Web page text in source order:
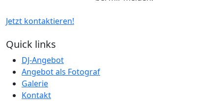
Jetzt kontaktieren!
Quick links
DJ-Angebot
Angebot als Fotograf
Galerie
Kontakt